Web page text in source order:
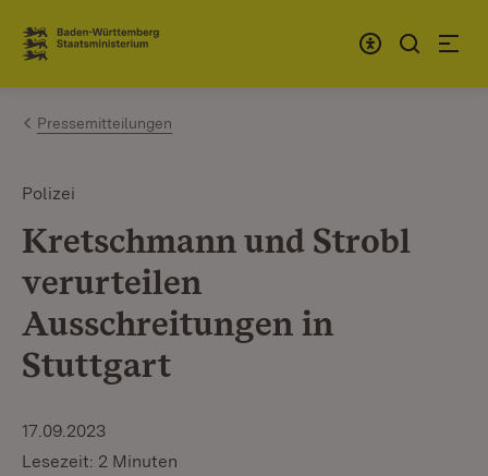
Zum Inhalt springen
Link zur Startseite
Pressemitteilungen
Polizei
Kretschmann und Strobl
verurteilen
Ausschreitungen in
Stuttgart
17.09.2023
Lesezeit: 2 Minuten